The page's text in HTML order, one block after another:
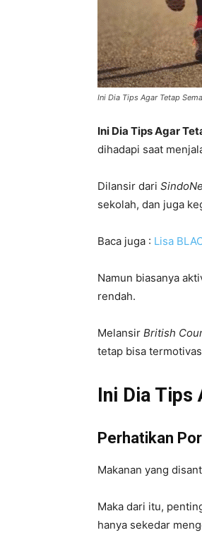
Ini Dia Tips Agar Tetap
Ini Dia Tips Agar
dihadapi saat
Dilansir dari
sekolah, dan juga
Baca juga : Lisa
Namun biasanya
rendah.
Melansir British
tetap bisa
Ini Dia Tips
Perhatikan
Makanan yang
Maka dari itu,
hanya sekedar